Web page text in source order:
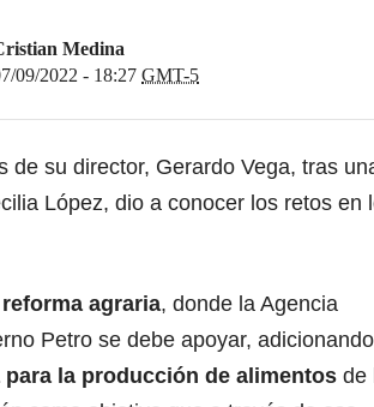
Medina
09/2022 - 18:27 GMT-5
de su director, Gerardo Vega, tras
López, dio a conocer los retos en
agraria, donde la Agencia
Petro se debe apoyar, adicionando
para la producción de alimentos de